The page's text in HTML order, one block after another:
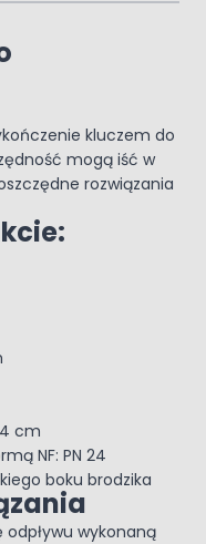
kluczem do
mogą iść w
rozwiązania
cm
NF: PN 24
boku brodzika
odpływu wykonaną